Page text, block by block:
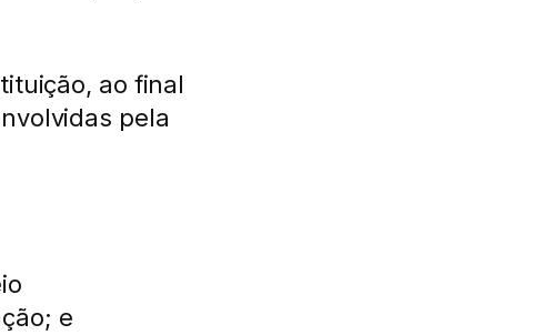
ao final
pela
e